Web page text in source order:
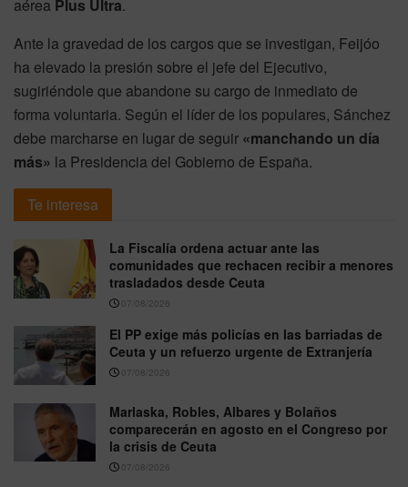
aérea Plus Ultra.
Ante la gravedad de los cargos que se investigan, Feijóo
ha elevado la presión sobre el jefe del Ejecutivo,
sugiriéndole que abandone su cargo de inmediato de
forma voluntaria. Según el líder de los populares, Sánchez
debe marcharse en lugar de seguir «manchando un día
más» la Presidencia del Gobierno de España.
Te interesa
La Fiscalía ordena actuar ante las
comunidades que rechacen recibir a menores
trasladados desde Ceuta
07/08/2026
El PP exige más policías en las barriadas de
Ceuta y un refuerzo urgente de Extranjería
07/08/2026
Marlaska, Robles, Albares y Bolaños
comparecerán en agosto en el Congreso por
la crisis de Ceuta
07/08/2026